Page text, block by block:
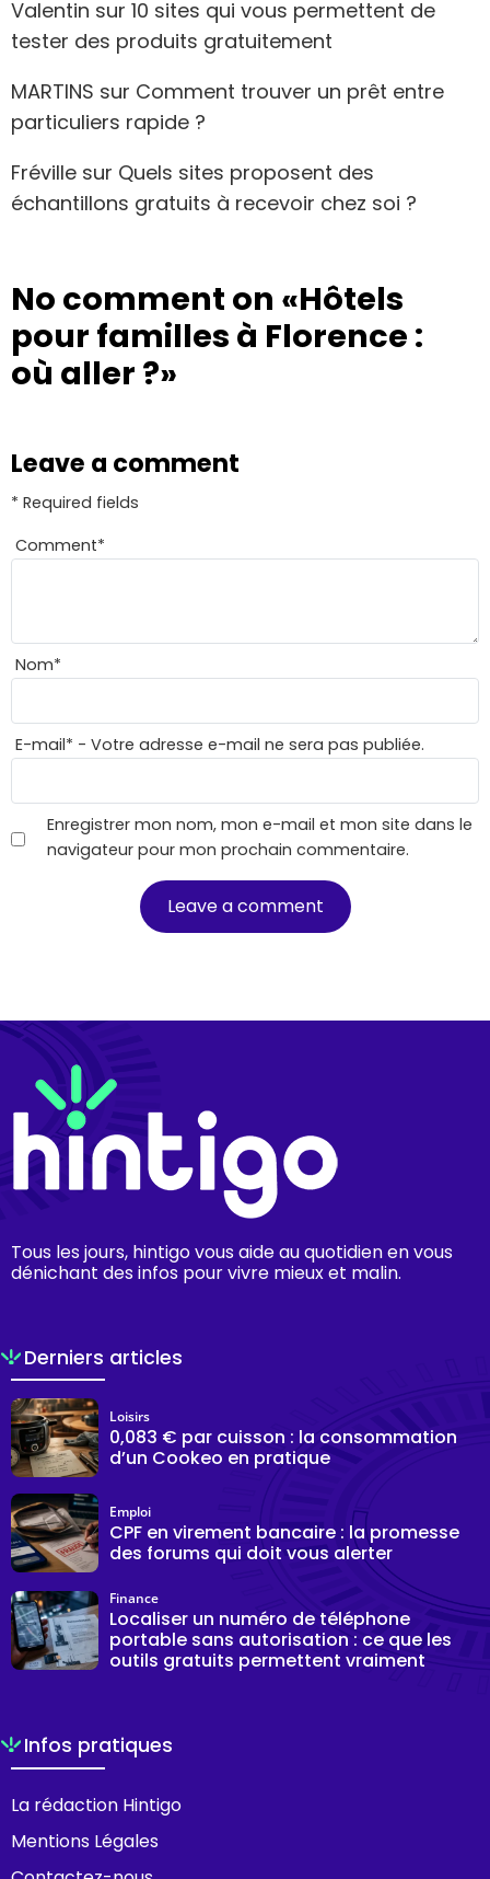
Valentin sur 10 sites qui vous permettent de
tester des produits gratuitement
MARTINS sur Comment trouver un prêt entre
particuliers rapide ?
Fréville sur Quels sites proposent des
échantillons gratuits à recevoir chez soi ?
No comment on «Hôtels
pour familles à Florence :
où aller ?»
Leave a comment
* Required fields
Comment*
Nom*
E-mail* - Votre adresse e-mail ne sera pas publiée.
Enregistrer mon nom, mon e-mail et mon site dans le
navigateur pour mon prochain commentaire.
Tous les jours, hintigo vous aide au quotidien en vous
dénichant des infos pour vivre mieux et malin.
Derniers articles
0,083 € par cuisson : la consommation
d’un Cookeo en pratique
Loisirs
CPF en virement bancaire : la promesse
des forums qui doit vous alerter
Emploi
Localiser un numéro de téléphone
portable sans autorisation : ce que les
outils gratuits permettent vraiment
Finance
Infos pratiques
La rédaction Hintigo
Mentions Légales